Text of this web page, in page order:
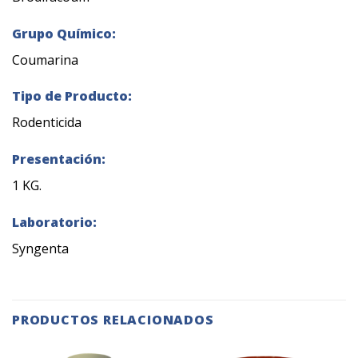
Grupo Químico:
Coumarina
Tipo de Producto:
Rodenticida
Presentación:
1 KG.
Laboratorio:
Syngenta
PRODUCTOS RELACIONADOS